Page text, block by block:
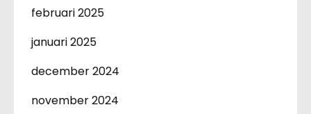
februari 2025
januari 2025
december 2024
november 2024